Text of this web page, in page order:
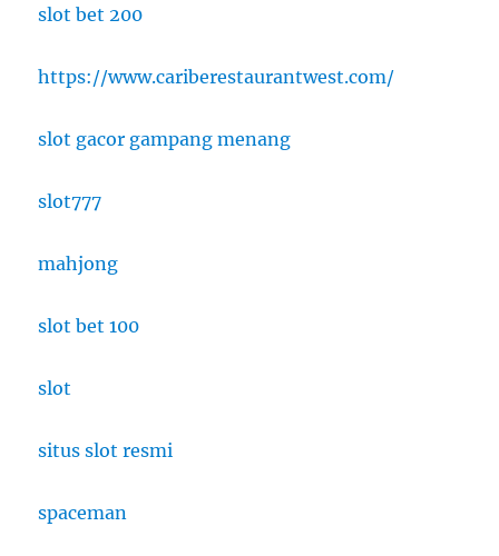
slot bet 200
https://www.cariberestaurantwest.com/
slot gacor gampang menang
slot777
mahjong
slot bet 100
slot
situs slot resmi
spaceman